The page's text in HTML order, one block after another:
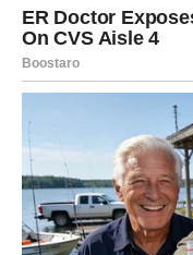
vas jer među njima
Porodica će
snagu
Danas ćete posebno
ljudima koje volite.